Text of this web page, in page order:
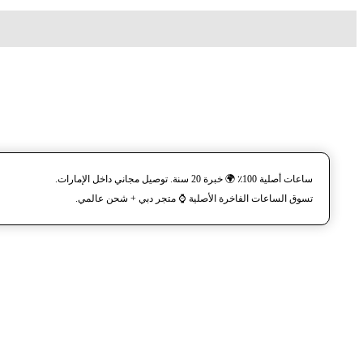
ساعات أصلية 100٪ 🌍 خبرة 20 سنة. توصيل مجاني داخل الإمارات.
تسوق الساعات الفاخرة الأصلية ⌚️ متجر دبي + شحن عالمي.